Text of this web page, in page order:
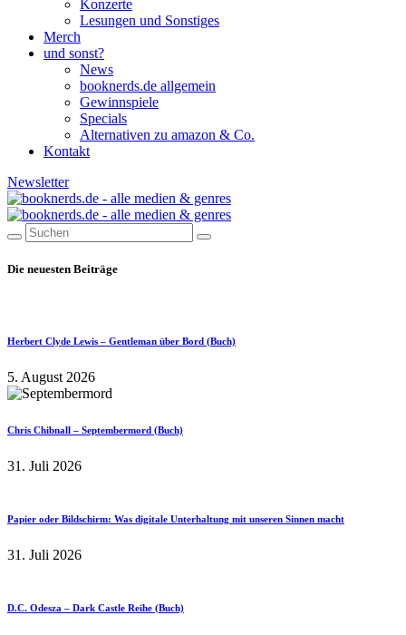
Konzerte
Lesungen und Sonstiges
Merch
und sonst?
News
booknerds.de allgemein
Gewinnspiele
Specials
Alternativen zu amazon & Co.
Kontakt
Newsletter
Die neuesten Beiträge
Herbert Clyde Lewis – Gentleman über Bord (Buch)
5. August 2026
Chris Chibnall – Septembermord (Buch)
31. Juli 2026
Papier oder Bildschirm: Was digitale Unterhaltung mit unseren Sinnen macht
31. Juli 2026
D.C. Odesza – Dark Castle Reihe (Buch)